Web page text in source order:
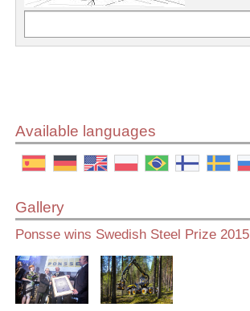
Available languages
Gallery
Ponsse wins Swedish Steel Prize 2015